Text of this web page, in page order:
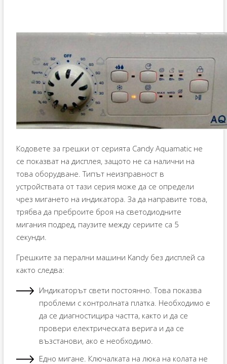
Кодовете за грешки от серията Candy Aquamatic не
се показват на дисплея, защото не са налични на
това оборудване. Типът неизправност в
устройствата от тази серия може да се определи
чрез мигането на индикатора. За да направите това,
трябва да преброите броя на светодиодните
мигания подред, паузите между сериите са 5
секунди.
Грешките за перални машини Kandy без дисплей са
както следва:
Индикаторът свети постоянно. Това показва
проблеми с контролната платка. Необходимо е
да се диагностицира частта, както и да се
провери електрическата верига и да се
възстанови, ако е необходимо.
Едно мигане. Ключалката на люка на колата не